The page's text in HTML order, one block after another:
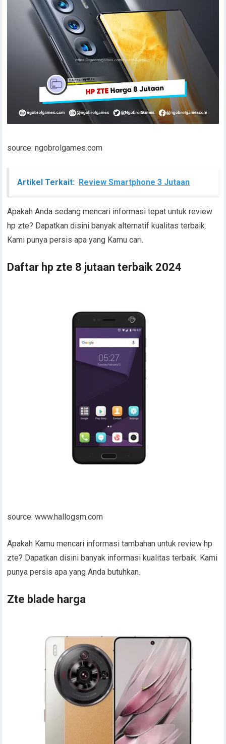
source: ngobrolgames.com
Artikel Terkait: Review Smartphone 3 Jutaan
Apakah Anda sedang mencari informasi tepat untuk review
hp zte? Dapatkan disini banyak alternatif kualitas terbaik.
Kami punya persis apa yang Kamu cari.
Daftar hp zte 8 jutaan terbaik 2024
source: www.hallogsm.com
Apakah Kamu mencari informasi tambahan untuk review hp
zte? Dapatkan disini banyak informasi kualitas terbaik. Kami
punya persis apa yang Anda butuhkan.
Zte blade harga